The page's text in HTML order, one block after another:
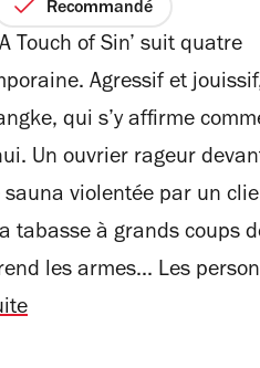
Recommandé
Touch of Sin’ suit quatre
Agressif et
qui s’y affirme
Un ouvrier rageur
violentée par un
tabasse à grands coups
les armes... Les